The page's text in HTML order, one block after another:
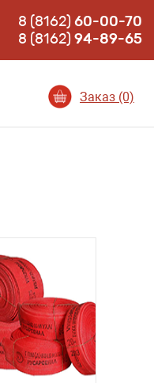
8 (8162)60-00-70
8 (8162)94-89-65
Заказ (0)